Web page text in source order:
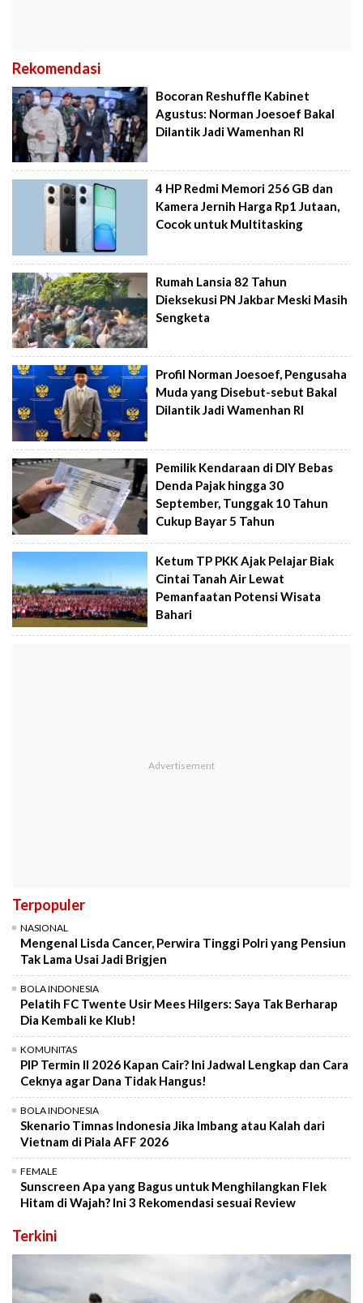
Rekomendasi
Bocoran Reshuffle Kabinet
Agustus: Norman Joesoef Bakal
Dilantik Jadi Wamenhan RI
4 HP Redmi Memori 256 GB dan
Kamera Jernih Harga Rp1 Jutaan,
Cocok untuk Multitasking
Rumah Lansia 82 Tahun
Dieksekusi PN Jakbar Meski Masih
Sengketa
Profil Norman Joesoef, Pengusaha
Muda yang Disebut-sebut Bakal
Dilantik Jadi Wamenhan RI
Pemilik Kendaraan di DIY Bebas
Denda Pajak hingga 30
September, Tunggak 10 Tahun
Cukup Bayar 5 Tahun
Ketum TP PKK Ajak Pelajar Biak
Cintai Tanah Air Lewat
Pemanfaatan Potensi Wisata
Bahari
Terpopuler
NASIONAL
Mengenal Lisda Cancer, Perwira Tinggi Polri yang Pensiun
Tak Lama Usai Jadi Brigjen
BOLA INDONESIA
Pelatih FC Twente Usir Mees Hilgers: Saya Tak Berharap
Dia Kembali ke Klub!
KOMUNITAS
PIP Termin II 2026 Kapan Cair? Ini Jadwal Lengkap dan Cara
Ceknya agar Dana Tidak Hangus!
BOLA INDONESIA
Skenario Timnas Indonesia Jika Imbang atau Kalah dari
Vietnam di Piala AFF 2026
FEMALE
Sunscreen Apa yang Bagus untuk Menghilangkan Flek
Hitam di Wajah? Ini 3 Rekomendasi sesuai Review
Terkini